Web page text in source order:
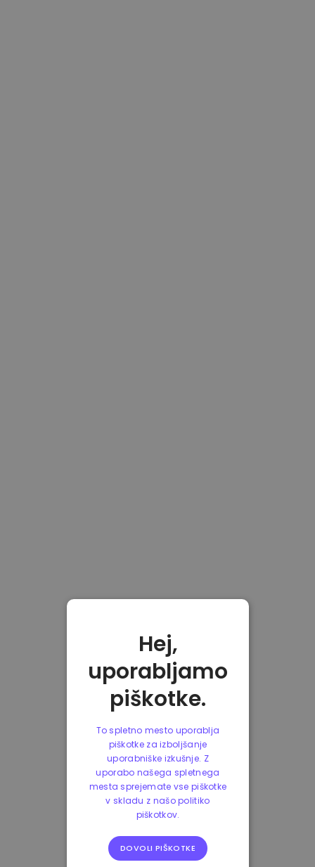
Hej,
uporabljamo
piškotke.
To spletno mesto uporablja
piškotke za izboljšanje
uporabniške izkušnje. Z
uporabo našega spletnega
mesta sprejemate vse piškotke
v skladu z našo politiko
piškotkov.
DOVOLI PIŠKOTKE